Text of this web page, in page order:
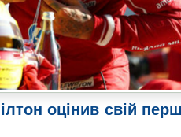
оцінив свій